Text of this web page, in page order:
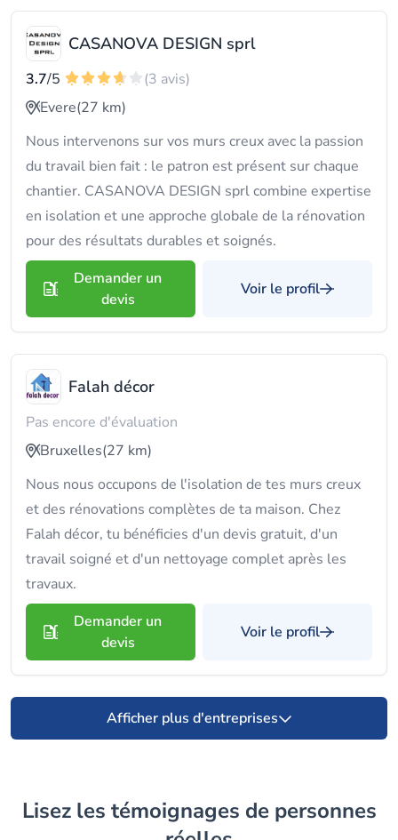
CASANOVA DESIGN sprl
3.7/5
(3 avis)
Evere(27 km)
Nous intervenons sur vos murs creux avec la passion
du travail bien fait : le patron est présent sur chaque
chantier. CASANOVA DESIGN sprl combine expertise
en isolation et une approche globale de la rénovation
pour des résultats durables et soignés.
Demander un
devis
Voir le profil
Falah décor
Pas encore d'évaluation
Bruxelles(27 km)
Nous nous occupons de l'isolation de tes murs creux
et des rénovations complètes de ta maison. Chez
Falah décor, tu bénéficies d'un devis gratuit, d'un
travail soigné et d'un nettoyage complet après les
travaux.
Demander un
devis
Voir le profil
Afficher plus d'entreprises
Lisez les témoignages de personnes